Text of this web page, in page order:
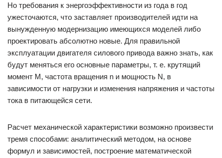
Но требования к энергоэффективности из года в год
ужесточаются, что заставляет производителей идти на
вынужденную модернизацию имеющихся моделей либо
проектировать абсолютно новые. Для правильной
эксплуатации двигателя силового привода важно знать, как
будут меняться его основные параметры, т. е. крутящий
момент М, частота вращения n и мощность N, в
зависимости от нагрузки и изменения напряжения и частоты
тока в питающейся сети.
Расчет механической характеристики возможно произвести
тремя способами: аналитический методом, на основе
формул и зависимостей, построение математической